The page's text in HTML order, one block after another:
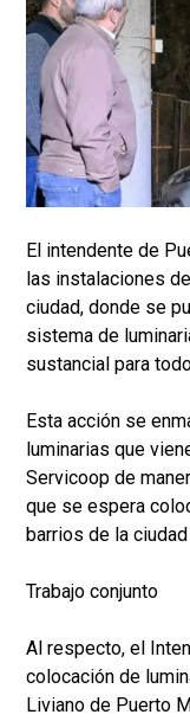
El intendente de
las instalaciones
ciudad, donde se
sistema de
sustancial para
Esta acción se
luminarias que
Servicoop de
que se espera
barrios de la
Trabajo conjunto
Al respecto, el
colocación de
Liviano de Puerto